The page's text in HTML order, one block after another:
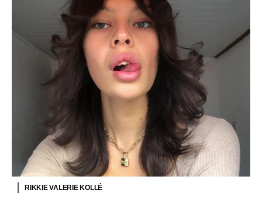
RIKKIE VALERIE KOLLÉ